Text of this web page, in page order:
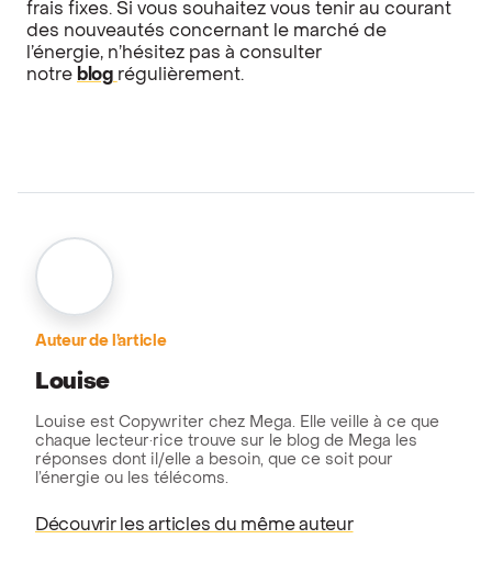
frais fixes. Si vous souhaitez vous tenir au courant
des nouveautés concernant le marché de
l’énergie, n’hésitez pas à consulter
notre blog régulièrement.
Auteur de l’article
Louise
Louise est Copywriter chez Mega. Elle veille à ce que
chaque lecteur·rice trouve sur le blog de Mega les
réponses dont il/elle a besoin, que ce soit pour
l’énergie ou les télécoms.
Découvrir les articles du même auteur